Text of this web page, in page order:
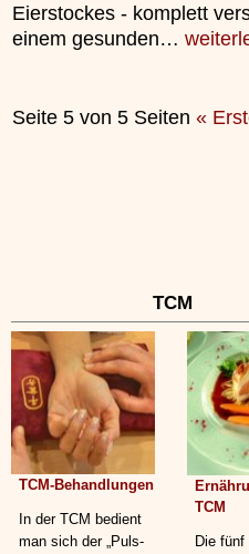
Eierstockes - komplett
einem gesunden…
Seite 5 von 5 Seiten «
TCM
TCM-Behandlungen
In der TCM bedient
man sich der „Puls-
TCM
Die